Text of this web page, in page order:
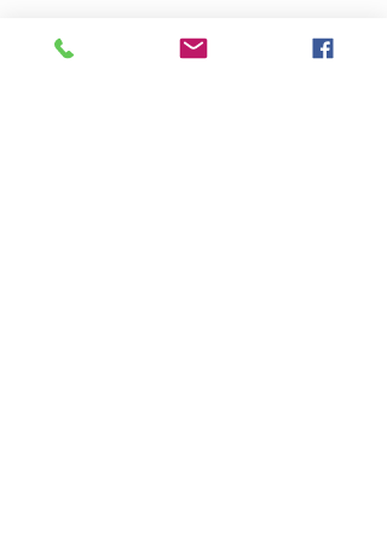
Descuentosa partir de